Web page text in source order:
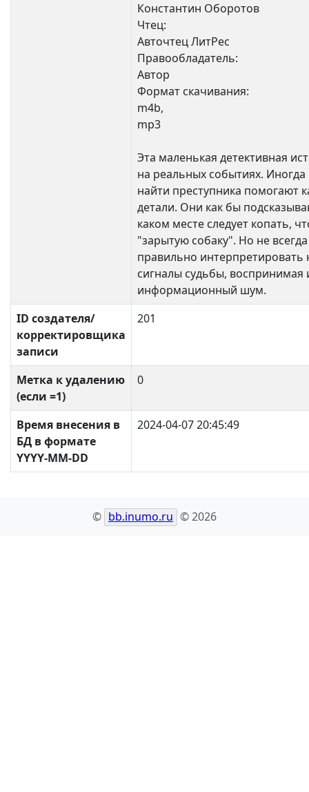
Константин Оборотов
Чтец:
Авточтец ЛитРес
Правообладатель:
Автор
Формат скачивания:
m4b,
mp3
Эта маленькая детективная
на реальных событиях. Иногда
найти преступника помогают
детали. Они как бы
каком месте следует копать,
"зарытую собаку". Но не
правильно интерпретировать
сигналы судьбы,
информационный шум.
ID создателя/
корректировщика
записи
201
Метка к удалению
(если =1)
0
Время внесения в
БД в формате
YYYY-MM-DD
2024-04-07 20:45:49
© bb.inumo.ru © 2026